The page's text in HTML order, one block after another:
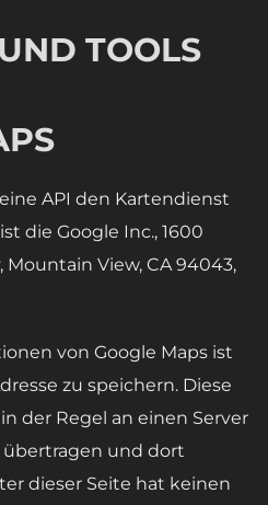
TOOLS
API den Kartendienst
die Google Inc., 1600
View, CA 94043,
von Google Maps ist
zu speichern. Diese
der Regel an einen Server
übertragen und dort
dieser Seite hat keinen